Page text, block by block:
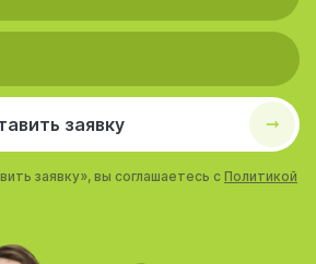
заявку
заявку», вы соглашаетесь с Политикой